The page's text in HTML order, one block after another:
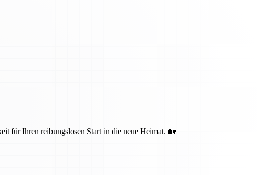
für Ihren reibungslosen Start in die neue Heimat. 🏡